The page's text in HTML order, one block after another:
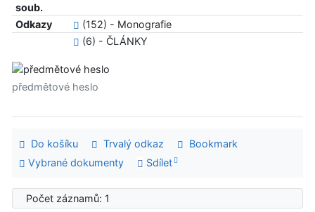
soub.
Odkazy
(152) - Monografie
(6) - ČLÁNKY
předmětové heslo
Do košíku Trvalý odkaz
Bookmark
Vybrané dokumenty
Sdílet
Počet záznamů: 1